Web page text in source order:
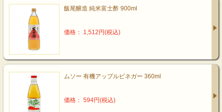
飯尾醸造 純米富士酢 900ml
価格： 1,512円(税込)
ムソー 有機アップルビネガー 360ml
価格： 594円(税込)